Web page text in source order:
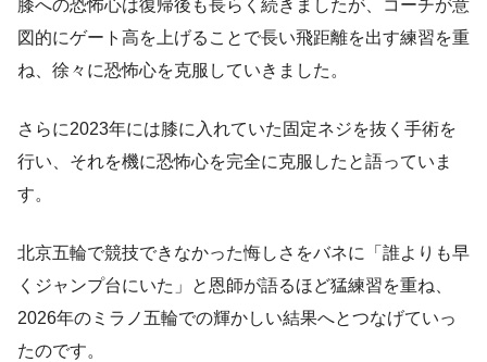
膝への恐怖心は復帰後も長らく続きましたが、コーチが意
図的にゲート高を上げることで長い飛距離を出す練習を重
ね、徐々に恐怖心を克服していきました。
さらに2023年には膝に入れていた固定ネジを抜く手術を
行い、それを機に恐怖心を完全に克服したと語っていま
す。
北京五輪で競技できなかった悔しさをバネに「誰よりも早
くジャンプ台にいた」と恩師が語るほど猛練習を重ね、
2026年のミラノ五輪での輝かしい結果へとつなげていっ
たのです。